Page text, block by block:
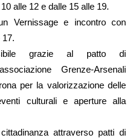
alle 12 e dalle 15 alle 19.
Vernissage e incontro con
17.
grazie al patto di
Grenze-Arsenali
per la valorizzazione delle
culturali e aperture alla
attraverso patti di